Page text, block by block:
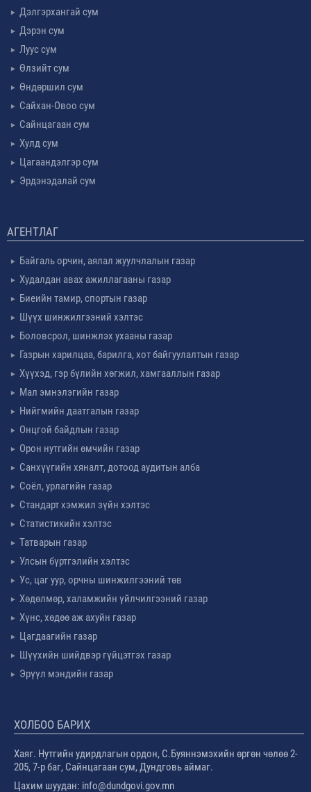
Дэлгэрхангай сум
Дэрэн сум
Луус сум
Өлзийт сум
Өндөршил сум
Сайхан-Овоо сум
Сайнцагаан сум
Хулд сум
Цагаандэлгэр сум
Эрдэнэдалай сум
АГЕНТЛАГ
Байгаль орчин, аялал жуулчлалын газар
Худалдан авах ажиллагааны газар
Биеийн тамир, спортын газар
Шүүх шинжилгээний хэлтэс
Боловсрол, шинжлэх ухааны газар
Газрын харилцаа, барилга, хот байгуулалтын газар
Хүүхэд, гэр бүлийн хөгжил, хамгааллын газар
Мал эмнэлэгийн газар
Нийгмийн даатгалын газар
Онцгой байдлын газар
Орон нутгийн өмчийн газар
Санхүүгийн хяналт, дотоод аудитын алба
Соёл, урлагийн газар
Стандарт хэмжил зүйн хэлтэс
Статистикийн хэлтэс
Татварын газар
Улсын бүртгэлийн хэлтэс
Ус, цаг уур, орчны шинжилгээний төв
Хөдөлмөр, халамжийн үйлчилгээний газар
Хүнс, хөдөө аж ахуйн газар
Цагдаагийн газар
Шүүхийн шийдвэр гүйцэтгэх газар
Эрүүл мэндийн газар
ХОЛБОО БАРИХ
Хаяг. Нутгийн удирдлагын ордон, С.Буяннэмэхийн өргөн чөлөө 2-
205, 7-р баг, Сайнцагаан сум, Дундговь аймаг.
Цахим шуудан: info@dundgovi.gov.mn